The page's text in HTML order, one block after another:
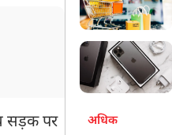
सड़क पर
अधिक